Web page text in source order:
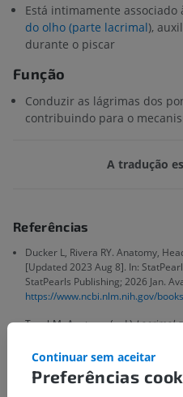
Está intimamente associado
do olho (parte lacrimal),
durante o piscar
Função
Conduzir as lágrimas dos
contribuindo para o
A tradução
Referências
Ducker L, Rivera RY. Anatomy,
[Updated 2023 Aug 8]. In:
StatPearls Publishing; 2026 Jan.
https://www.ncbi.nlm.nih.gov/
TeachMeAnatomy (n.d.)Lacrimal
Standring, S. (Ed.). (2015). Eye
anatomical basis of clinical
Preferências
Continuar sem aceitar